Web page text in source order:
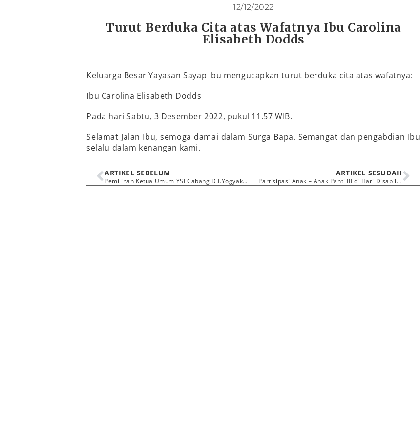
12/12/2022
Turut Berduka Cita atas Wafatnya Ibu Carolina
Elisabeth Dodds
Keluarga Besar Yayasan Sayap Ibu mengucapkan turut berduka cita atas wafatnya:
Ibu Carolina Elisabeth Dodds
Pada hari Sabtu, 3 Desember 2022, pukul 11.57 WIB.
Selamat Jalan Ibu, semoga damai dalam Surga Bapa. Semangat dan pengabdian Ibu
selalu dalam kenangan kami.
ARTIKEL SEBELUM
Pemilihan Ketua Umum YSI Cabang D.I.Yogyakarta Masa Bhakti 2023 – 2028
ARTIKEL SESUDAH
Partisipasi Anak – Anak Panti III di Hari Disabilitas Internasional (HDI) dan Hari Kesetiakawanan Sosial Nasional (HKSN) 2022